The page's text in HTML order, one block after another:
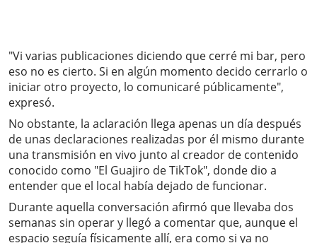
"Vi varias publicaciones diciendo que cerré mi bar, pero
eso no es cierto. Si en algún momento decido cerrarlo o
iniciar otro proyecto, lo comunicaré públicamente",
expresó.
No obstante, la aclaración llega apenas un día después
de unas declaraciones realizadas por él mismo durante
una transmisión en vivo junto al creador de contenido
conocido como "El Guajiro de TikTok", donde dio a
entender que el local había dejado de funcionar.
Durante aquella conversación afirmó que llevaba dos
semanas sin operar y llegó a comentar que, aunque el
espacio seguía físicamente allí, era como si ya no